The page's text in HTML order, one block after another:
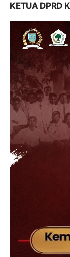
KETUA DPRD